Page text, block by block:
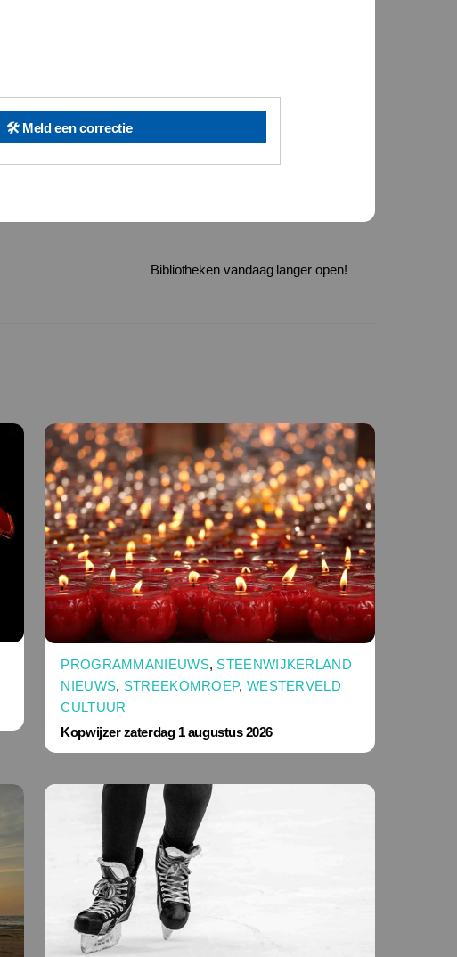
🛠️ Meld een correctie
Bibliotheken vandaag langer open!
PROGRAMMANIEUWS, STEENWIJKERLAND
NIEUWS, STREEKOMROEP, WESTERVELD
CULTUUR
Kopwijzer zaterdag 1 augustus 2026